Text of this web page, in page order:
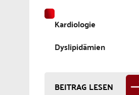
Kardiologie
Dyslipidämien
BEITRAG LESEN